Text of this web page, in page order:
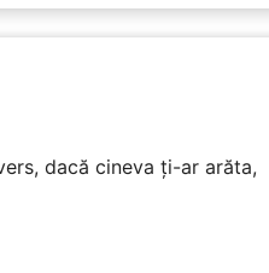
dacă cineva ți-ar arăta,